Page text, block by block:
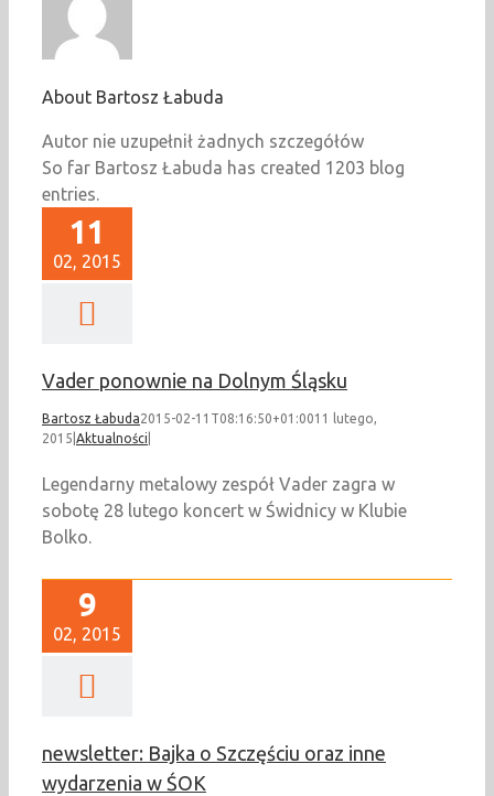
About Bartosz Łabuda
Autor nie uzupełnił żadnych szczegółów
So far Bartosz Łabuda has created 1203 blog
entries.
11
02, 2015
Vader ponownie na Dolnym Śląsku
Bartosz Łabuda2015-02-11T08:16:50+01:0011 lutego,
2015 Aktualności
Legendarny metalowy zespół Vader zagra w
sobotę 28 lutego koncert w Świdnicy w Klubie
Bolko.
9
02, 2015
newsletter: Bajka o Szczęściu oraz inne
wydarzenia w ŚOK